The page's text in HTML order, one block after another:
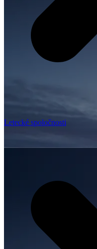
Letecké spoločnosti